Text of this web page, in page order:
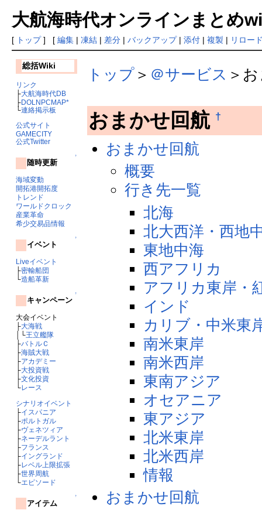
大航海時代オンラインまとめ
[ トップ] [ 編集| 凍結| 差分| バックアップ| 添付| 複製 | リロー
総括Wiki
リンク
├大航海時代DB
├DOLNPCMAP*
└連絡掲示板
公式サイト
GAMECITY
公式Twitter
↑
随時更新
海域変動
開拓港開拓度
トレンド
ワールドクロック
産業革命
希少交易品情報
↑
イベント
Liveイベント
├密輸船団
└造船革新
↑
キャンペーン
大会イベント
├大海戦
│└王立艦隊
├バトルＣ
├海賊大戦
├アカデミー
├大投資戦
├文化投資
└レース
シナリオイベント
├イスパニア
├ポルトガル
├ヴェネツィア
├ネーデルラント
├フランス
├イングランド
├レベル上限拡張
├世界周航
└エピソード
↑
アイテム
トップ ＞ ＠サービス ＞
おまかせ回航 †
おまかせ回航
概要
行き先一覧
北海
北大西洋・西地
東地中海
西アフリカ
アフリカ東岸・
インド
カリブ・中米東
南米東岸
南米西岸
東南アジア
オセアニア
東アジア
北米東岸
北米西岸
情報
おまかせ回航